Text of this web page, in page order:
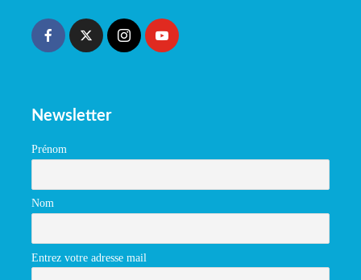
Newsletter
Prénom
Nom
Entrez votre adresse mail